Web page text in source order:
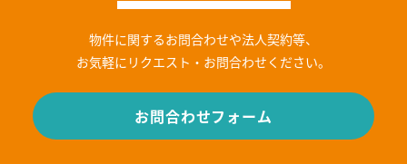
物件に関するお問合わせや法人契約等、
お気軽にリクエスト・お問合わせください。
お問合わせフォーム